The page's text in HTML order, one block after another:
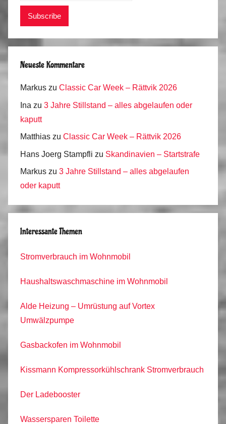
Neueste Kommentare
Markus zu Classic Car Week – Rättvik 2026
Ina zu 3 Jahre Stillstand – alles abgelaufen oder
kaputt
Matthias zu Classic Car Week – Rättvik 2026
Hans Joerg Stampfli zu Skandinavien – Startstrafe
Markus zu 3 Jahre Stillstand – alles abgelaufen
oder kaputt
Interessante Themen
Stromverbrauch im Wohnmobil
Haushaltswaschmaschine im Wohnmobil
Alde Heizung – Umrüstung auf Vortex
Umwälzpumpe
Gasbackofen im Wohnmobil
Kissmann Kompressorkühlschrank Stromverbrauch
Der Ladebooster
Wassersparen Toilette